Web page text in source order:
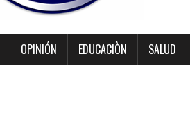
OPINIÓN EDUCACIÒN SALUD